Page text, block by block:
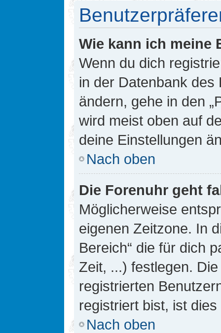
Wie kann ich meine
Wenn du dich
in der Datenbank
ändern, gehe in den
wird meist oben auf
deine Einstellungen
Nach oben
Die Forenuhr geht
Möglicherweise
eigenen Zeitzone. In
Bereich“ die für dich
Zeit, ...) festlegen.
registrierten
registriert bist, ist
Nach oben